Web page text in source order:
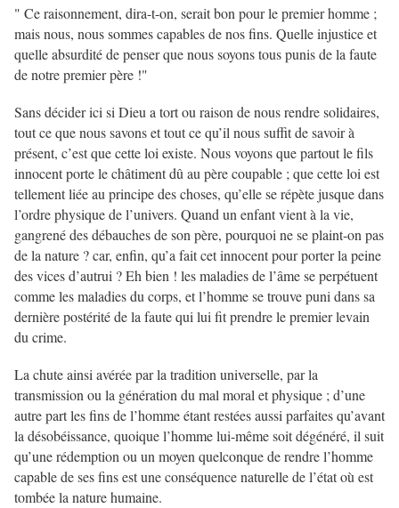
" Ce raisonnement, dira-t-on, serait bon pour le premier homme ;
mais nous, nous sommes capables de nos fins. Quelle injustice et
quelle absurdité de penser que nous soyons tous punis de la faute
de notre premier père !"
Sans décider ici si Dieu a tort ou raison de nous rendre solidaires,
tout ce que nous savons et tout ce qu’il nous suffit de savoir à
présent, c’est que cette loi existe. Nous voyons que partout le fils
innocent porte le châtiment dû au père coupable ; que cette loi est
tellement liée au principe des choses, qu’elle se répète jusque dans
l’ordre physique de l’univers. Quand un enfant vient à la vie,
gangrené des débauches de son père, pourquoi ne se plaint-on pas
de la nature ? car, enfin, qu’a fait cet innocent pour porter la peine
des vices d’autrui ? Eh bien ! les maladies de l’âme se perpétuent
comme les maladies du corps, et l’homme se trouve puni dans sa
dernière postérité de la faute qui lui fit prendre le premier levain
du crime.
La chute ainsi avérée par la tradition universelle, par la
transmission ou la génération du mal moral et physique ; d’une
autre part les fins de l’homme étant restées aussi parfaites qu’avant
la désobéissance, quoique l’homme lui-même soit dégénéré, il suit
qu’une rédemption ou un moyen quelconque de rendre l’homme
capable de ses fins est une conséquence naturelle de l’état où est
tombée la nature humaine.